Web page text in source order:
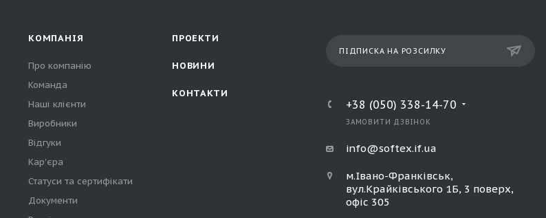
КОМПАНІЯ
Про компанію
Команда
Наші клієнти
Виробники
Відгуки
Кар'єра
Статуси та сертифікати
Документи
ПРОЕКТИ
НОВИНИ
КОНТАКТИ
ПІДПИСКА НА РОЗСИЛКУ
+38 (050) 338-14-70
ЗАМОВИТИ ДЗВІНОК
info@softex.if.ua
м.Івано-Франківськ,
вул.Крайківського 1Б, 3 поверх,
офіс 305